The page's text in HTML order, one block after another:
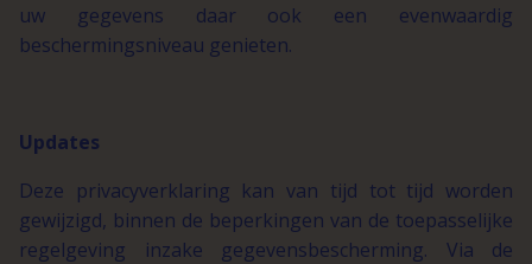
uw gegevens daar ook een evenwaardig
beschermingsniveau genieten.
Updates
Deze privacyverklaring kan van tijd tot tijd worden
gewijzigd, binnen de beperkingen van de toepasselijke
regelgeving inzake gegevensbescherming. Via de